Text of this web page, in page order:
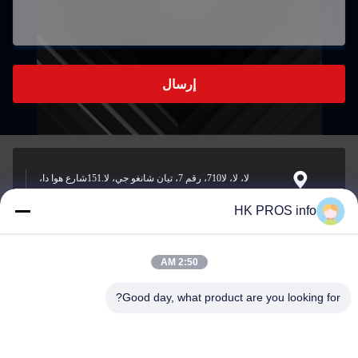
إرسال
لا، لا، لا710، رقم 7، تيان شانغو جي، لا.151شارع هوا دا،
البريد
الإلكتروني
HK PROS info
2:50 AM
Good day, what product are you looking for?